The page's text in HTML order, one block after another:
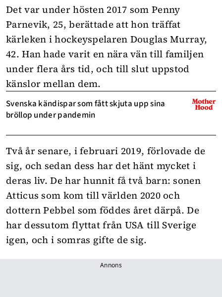
Det var under hösten 2017 som Penny
Parnevik, 25, berättade att hon träffat
kärleken i hockeyspelaren Douglas Murray,
42. Han hade varit en nära vän till familjen
under flera års tid, och till slut uppstod
känslor mellan dem.
Svenska kändispar som fått skjuta upp sina
bröllop under pandemin
Två år senare, i februari 2019, förlovade de
sig, och sedan dess har det hänt mycket i
deras liv. De har hunnit få två barn: sonen
Atticus som kom till världen 2020 och
dottern Pebbel som föddes året därpå. De
har dessutom flyttat från USA till Sverige
igen, och i somras gifte de sig.
Annons